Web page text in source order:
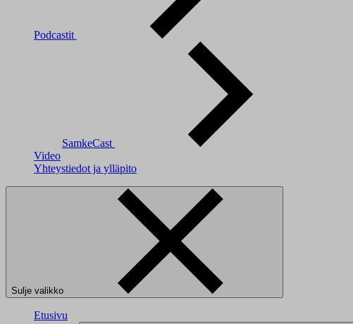
Podcastit
SamkeCast
Video
Yhteystiedot ja ylläpito
Sulje valikko
Etusivu